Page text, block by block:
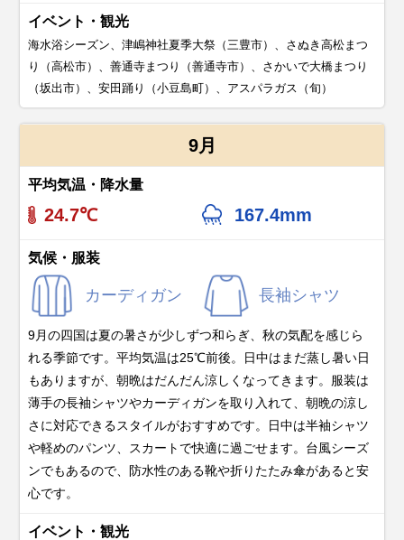
イベント・観光
海水浴シーズン、津嶋神社夏季大祭（三豊市）、さぬき高松まつ
り（高松市）、善通寺まつり（善通寺市）、さかいで大橋まつり
（坂出市）、安田踊り（小豆島町）、アスパラガス（旬）
9月
平均気温・降水量
24.7℃ 167.4mm
気候・服装
カーディガン 長袖シャツ
9月の四国は夏の暑さが少しずつ和らぎ、秋の気配を感じら
れる季節です。平均気温は25℃前後。日中はまだ蒸し暑い日
もありますが、朝晩はだんだん涼しくなってきます。服装は
薄手の長袖シャツやカーディガンを取り入れて、朝晩の涼し
さに対応できるスタイルがおすすめです。日中は半袖シャツ
や軽めのパンツ、スカートで快適に過ごせます。台風シーズ
ンでもあるので、防水性のある靴や折りたたみ傘があると安
心です。
イベント・観光